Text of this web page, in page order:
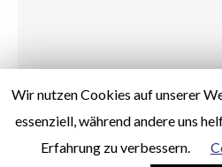
© Dr. Zimmer Architekten und
Wir nutzen Cookies auf unserer
essenziell, während andere uns
Erfahrung zu verbessern.